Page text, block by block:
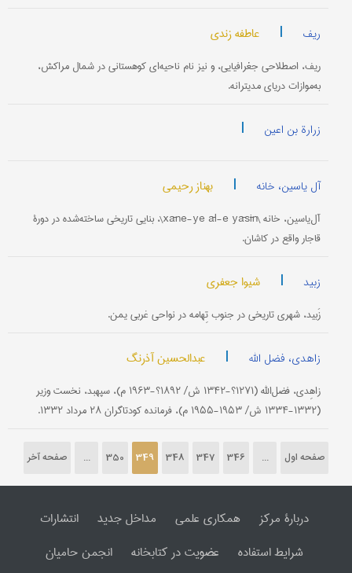
ریف | عاطفه زندی
ریف، اصطلاحی جغرافیایی، و نیز نام ناحیه‌ای کوهستانی در شمال مراکش،
به‌موازات دریای مدیترانه.
زرارة بن اعین |
آل یاسین، خانه | بهناز رحیمی
آل‌یاسین، خانه \xāne-ye āl-e yāsīn\، بنایی تاریخی ساخته‌شده در دورۀ
قاجار واقع در کاشان.
زبید | شیوا جعفری
زَبید، شهری تاریخی در جنوب تِهامه در نواحی غربی یمن.
زاهدی، فضل الله | عبدالحسین آذرنگ
زاهِدی، فضل‌الله (۱۲۷۱؟-۱۳۴۲ ش/ ۱۸۹۲؟-۱۹۶۳ م)، سپهبد، نخست وزیر
(۱۳۳۲-۱۳۳۴ ش/ ۱۹۵۳-۱۹۵۵ م)، فرمانده کودتاگران ۲۸ مرداد ۱۳۳۲.
صفحه اول ...
346
347
348
349
350
... صفحه آخر
دربارۀ مرکز همکاری علمی مداخل جدید
انتشارات
شرایط استفاده
عضویت در کتابخانه
انجمن حامیان